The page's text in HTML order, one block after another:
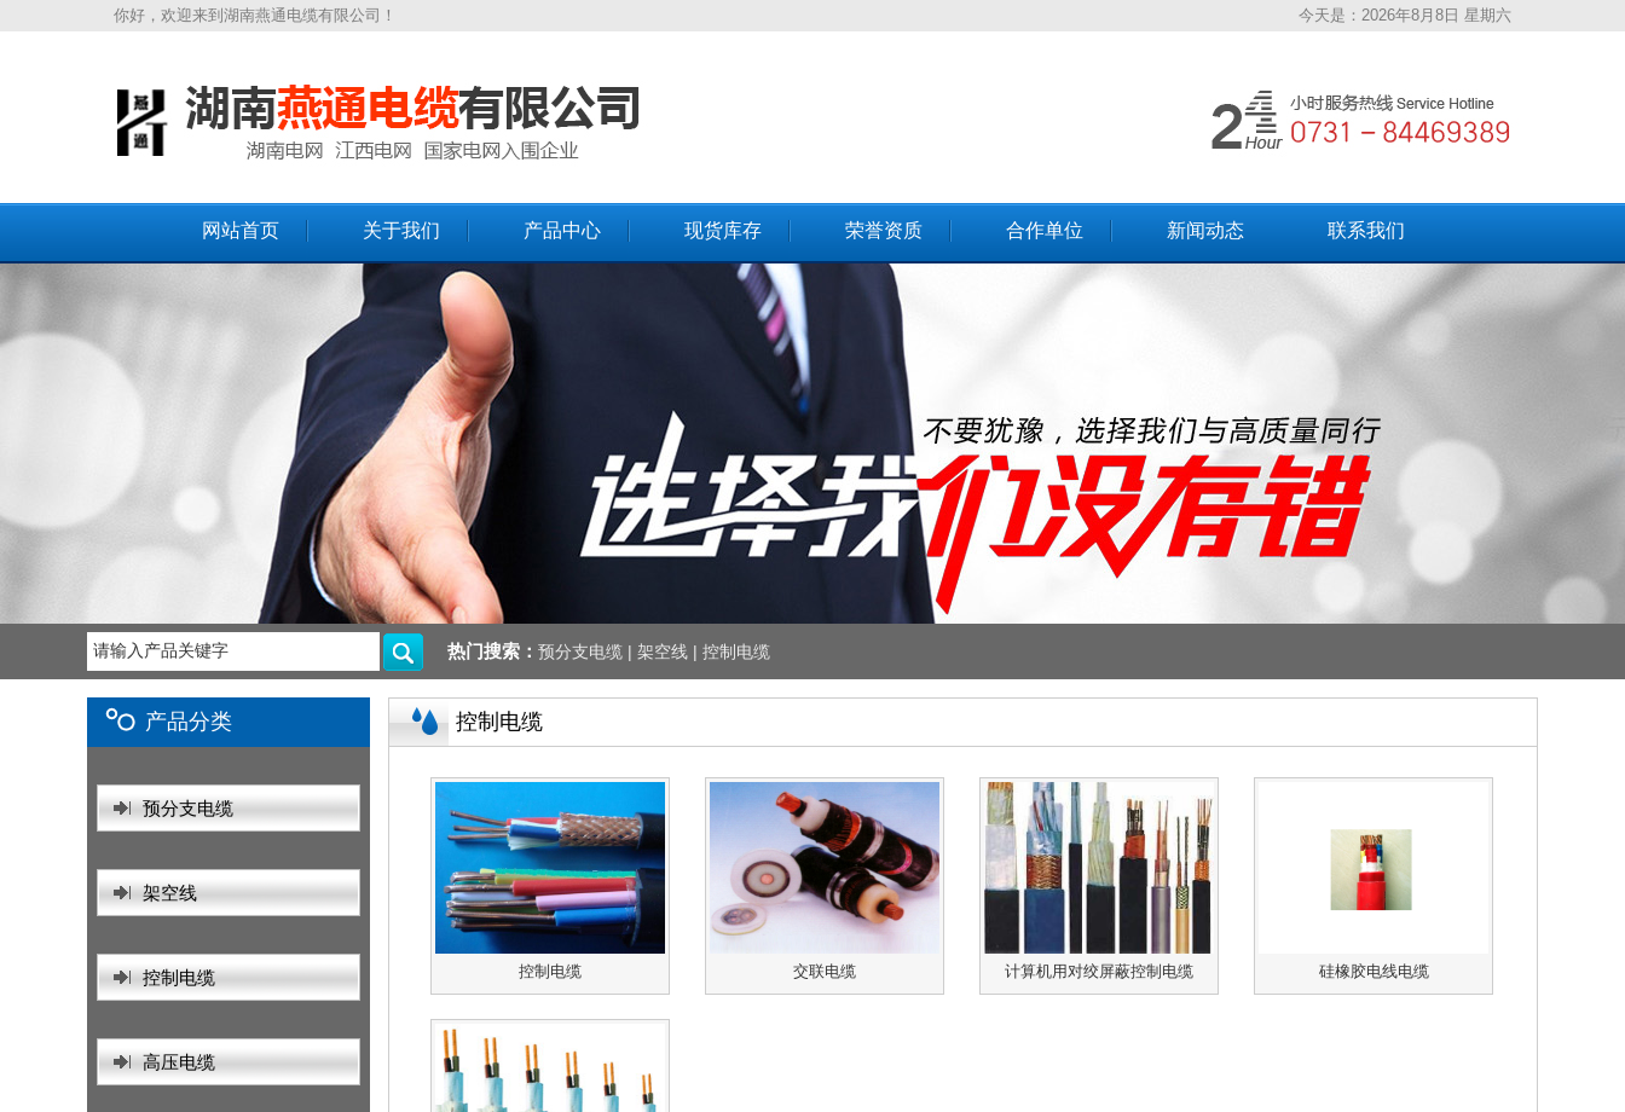
你好，欢迎来到湖南燕通电缆有限公司！ 今天是： 2026年8月8日 星期六
网站首页 关于我们 产品中心 现货库存 荣誉资质 合作单位 新闻动态 联系我们
热门搜索： 预分支电缆 | 架空线 | 控制电缆
产品分类
预分支电缆
架空线
控制电缆
高压电缆
控制电缆
控制电缆 交联电缆 计算机用对绞屏蔽控制电缆 硅橡胶电线电缆